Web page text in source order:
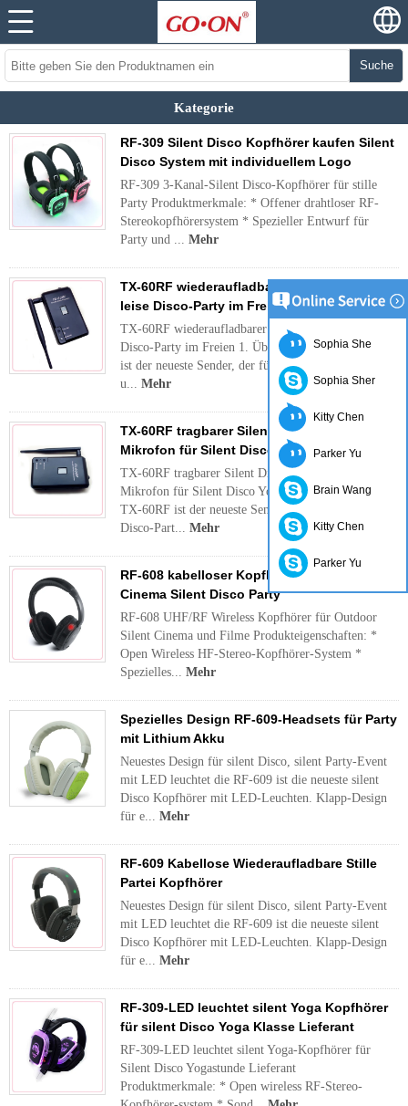
Suche
Kategorie
RF-309 Silent Disco Kopfhörer kaufen Silent
Disco System mit individuellem Logo
RF-309 3-Kanal-Silent Disco-Kopfhörer für stille
Party Produktmerkmale: * Offener drahtloser RF-
Stereokopfhörersystem * Spezieller Entwurf für
Party und ... Mehr
TX-60RF wiederaufladbarer Funksender für
leise Disco-Party im Freien
TX-60RF wiederaufladbarer Funksender für leise
Disco-Party im Freien 1. Übersicht Der TX-60RF
ist der neueste Sender, der für stille Disco-Partys
u... Mehr
TX-60RF tragbarer Silent Disco Sender mit
Mikrofon für Silent Disco Yoga
TX-60RF tragbarer Silent Disco Sender mit
Mikrofon für Silent Disco Yoga 1. Übersicht Der
TX-60RF ist der neueste Sender, der für stille
Disco-Part... Mehr
RF-608 kabelloser Kopfhörer für Outdoor
Cinema Silent Disco Party
RF-608 UHF/RF Wireless Kopfhörer für Outdoor
Silent Cinema und Filme Produkteigenschaften: *
Open Wireless HF-Stereo-Kopfhörer-System *
Spezielles... Mehr
Spezielles Design RF-609-Headsets für Party
mit Lithium Akku
Neuestes Design für silent Disco, silent Party-Event
mit LED leuchtet die RF-609 ist die neueste silent
Disco Kopfhörer mit LED-Leuchten. Klapp-Design
für e... Mehr
RF-609 Kabellose Wiederaufladbare Stille
Partei Kopfhörer
Neuestes Design für silent Disco, silent Party-Event
mit LED leuchtet die RF-609 ist die neueste silent
Disco Kopfhörer mit LED-Leuchten. Klapp-Design
für e... Mehr
RF-309-LED leuchtet silent Yoga Kopfhörer
für silent Disco Yoga Klasse Lieferant
RF-309-LED leuchtet silent Yoga-Kopfhörer für
Silent Disco Yogastunde Lieferant
Produktmerkmale: * Open wireless RF-Stereo-
Sophia She
Sophia Sher
Kitty Chen
Parker Yu
Brain Wang
Kitty Chen
Parker Yu